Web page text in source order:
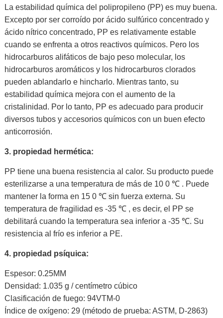
La estabilidad química del polipropileno (PP) es muy buena.
Excepto por ser corroído por ácido sulfúrico concentrado y
ácido nítrico concentrado, PP es relativamente estable
cuando se enfrenta a otros reactivos químicos. Pero los
hidrocarburos alifáticos de bajo peso molecular, los
hidrocarburos aromáticos y los hidrocarburos clorados
pueden ablandarlo e hincharlo. Mientras tanto, su
estabilidad química mejora con el aumento de la
cristalinidad. Por lo tanto, PP es adecuado para producir
diversos tubos y accesorios químicos con un buen efecto
anticorrosión.
3. propiedad hermética:
PP tiene una buena resistencia al calor. Su producto puede
esterilizarse a una temperatura de más de 10 0 ℃ . Puede
mantener la forma en 15 0 ℃ sin fuerza externa. Su
temperatura de fragilidad es -35 ℃, es decir, el PP se
debilitará cuando la temperatura sea inferior a -35 ℃. Su
resistencia al frío es inferior a PE.
4. propiedad psíquica:
Espesor: 0.25MM
Densidad: 1.035 g / centímetro cúbico
Clasificación de fuego: 94VTM-0
Índice de oxígeno: 29 (método de prueba: ASTM, D-2863)